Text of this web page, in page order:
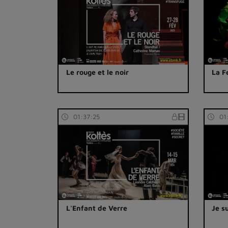
Le rouge et le noir La
01:37:25
L'Enfant de Verre Je